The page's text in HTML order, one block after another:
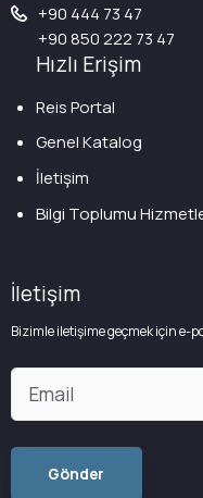
+90 444 73 47
+90 850 222 73 47
Hızlı Erişim
Reis Portal
Genel Katalog
İletişim
Bilgi Toplumu
İletişim
Bizimle iletişime geçmek için